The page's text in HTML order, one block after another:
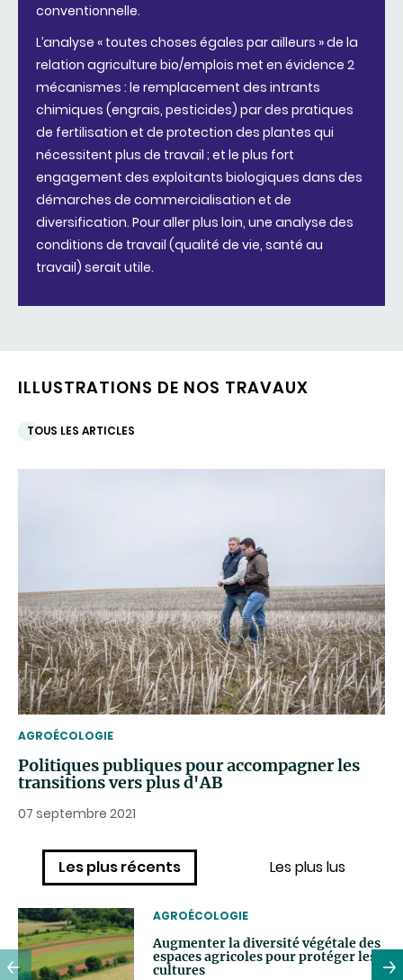
conventionnelle.
L’analyse « toutes choses égales par ailleurs » de la
relation agriculture bio/emplois met en évidence 2
mécanismes : le remplacement des intrants
chimiques (engrais, pesticides) par des pratiques
de fertilisation et de protection des plantes qui
nécessitent plus de travail ; et le plus fort
engagement des exploitants biologiques dans des
démarches de commercialisation et de
diversification. Pour aller plus loin, une analyse des
conditions de travail (qualité de vie, santé au
travail) serait utile.
ILLUSTRATIONS DE NOS TRAVAUX
TOUS LES ARTICLES
THEMATIC
AGROÉCOLOGIE
Politiques publiques pour accompagner les
transitions vers plus d'AB
07 septembre 2021
Les plus récents Les plus lus
THEMATIC
AGROÉCOLOGIE
Augmenter la diversité végétale des
espaces agricoles pour protéger les
cultures